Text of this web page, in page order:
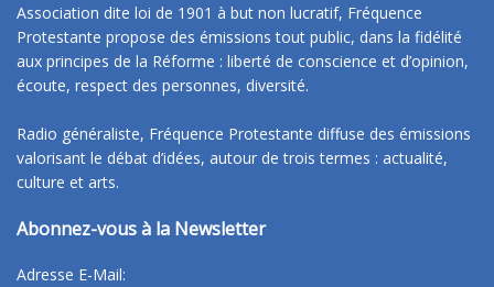
Association dite loi de 1901 à but non lucratif, Fréquence
Protestante propose des émissions tout public, dans la fidélité
aux principes de la Réforme : liberté de conscience et d’opinion,
écoute, respect des personnes, diversité.
Radio généraliste, Fréquence Protestante diffuse des émissions
valorisant le débat d’idées, autour de trois termes : actualité,
culture et arts.
Abonnez-vous à la Newsletter
Adresse E-Mail: